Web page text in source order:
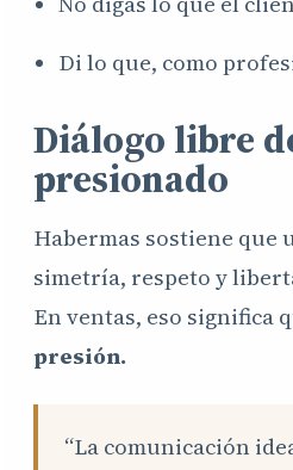
Di lo que, como
Diálogo libre
presionado
Habermas sostiene que
simetría, respeto y
En ventas, eso significa
presión.
“La comunicación